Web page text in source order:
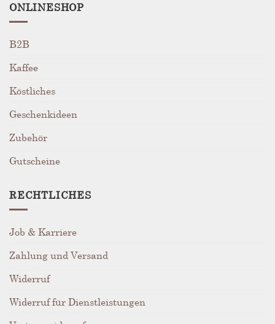
ONLINESHOP
B2B
Kaffee
Köstliches
Geschenkideen
Zubehör
Gutscheine
RECHTLICHES
Job & Karriere
Zahlung und Versand
Widerruf
Widerruf für Dienstleistungen